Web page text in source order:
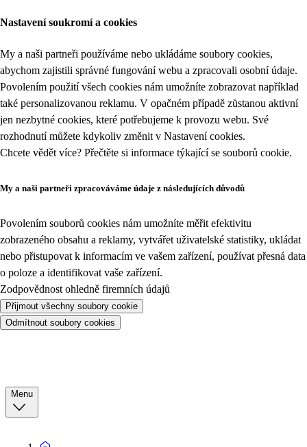
Nastavení soukromí a cookies
My a naši partneři používáme nebo ukládáme soubory cookies,
abychom zajistili správné fungování webu a zpracovali osobní údaje.
Povolením použití všech cookies nám umožníte zobrazovat například
také personalizovanou reklamu. V opačném případě zůstanou aktivní
jen nezbytné cookies, které potřebujeme k provozu webu. Své
rozhodnutí můžete kdykoliv změnit v Nastavení cookies.
Chcete vědět více? Přečtěte si informace týkající se souborů cookie.
My a naši partneři zpracováváme údaje z následujících důvodů
Povolením souborů cookies nám umožníte měřit efektivitu
zobrazeného obsahu a reklamy, vytvářet uživatelské statistiky, ukládat
nebo přistupovat k informacím ve vašem zařízení, používat přesná data
o poloze a identifikovat vaše zařízení.
Zodpovědnost ohledně firemních údajů
Přijmout všechny soubory cookie
Odmítnout soubory cookies
Menu